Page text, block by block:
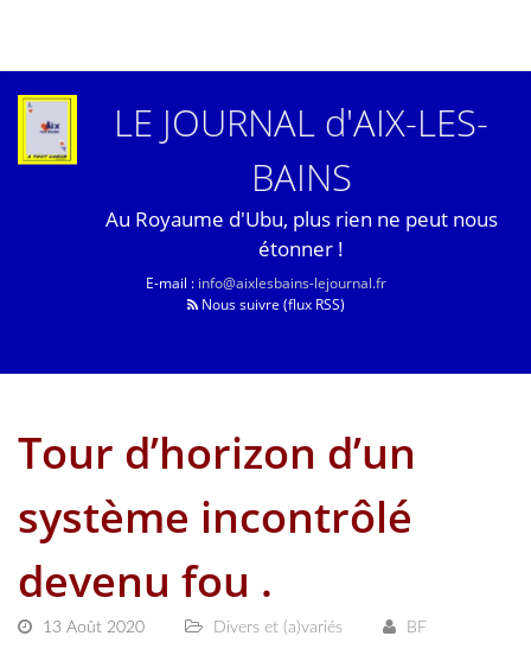
LE JOURNAL d'AIX-LES-
BAINS
Au Royaume d'Ubu, plus rien ne peut nous
étonner !
E-mail : info@aixlesbains-lejournal.fr
Nous suivre (flux RSS)
Tour d’horizon d’un
système incontrôlé
devenu fou .
13 Août 2020 Divers et (a)variés BF